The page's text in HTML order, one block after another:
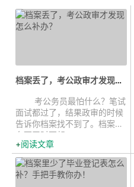
档案丢了，考公政审才发现怎么补办...
考公务员最怕什么？笔试
面试都过了，结果政审的时候
告诉你档案找不到了。档案这
东西平时不起...
阅读文章